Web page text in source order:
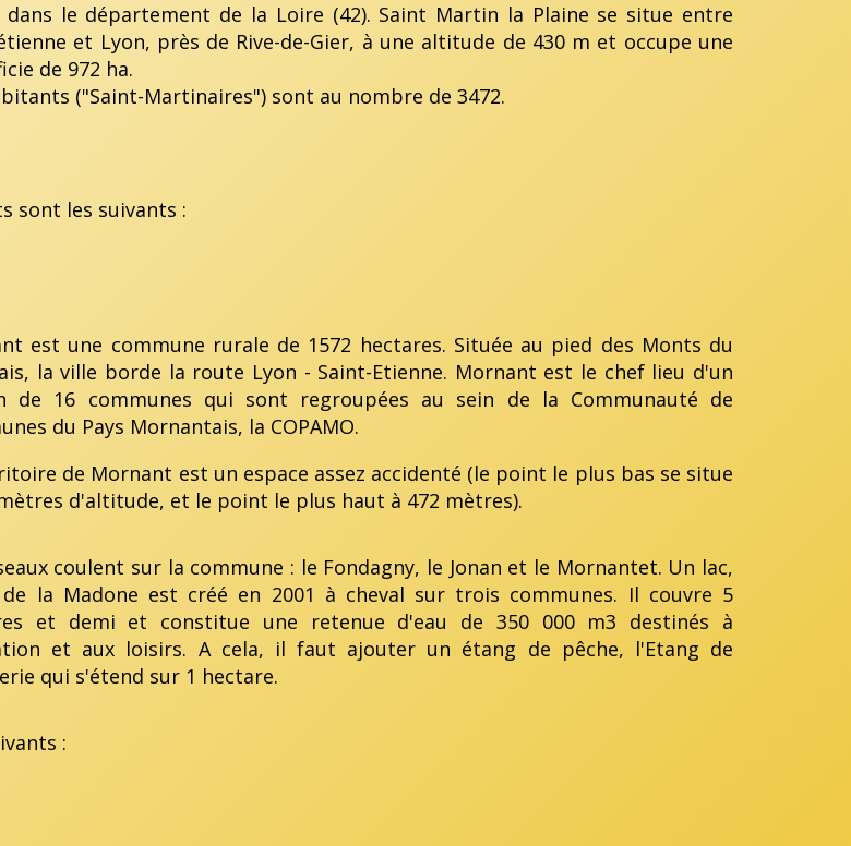
dans le département de la Loire (42). Saint Martin la Plaine se situe entre
et Lyon, près de Rive-de-Gier, à une altitude de 430 m et occupe une
de 972 ha.
("Saint-Martinaires") sont au nombre de 3472.
sont les suivants :
est une commune rurale de 1572 hectares. Située au pied des Monts du
la ville borde la route Lyon - Saint-Etienne. Mornant est le chef lieu d'un
de 16 communes qui sont regroupées au sein de la Communauté de
du Pays Mornantais, la COPAMO.
de Mornant est un espace assez accidenté (le point le plus bas se situe
d'altitude, et le point le plus haut à 472 mètres).
coulent sur la commune : le Fondagny, le Jonan et le Mornantet. Un lac,
la Madone est créé en 2001 à cheval sur trois communes. Il couvre 5
et demi et constitue une retenue d'eau de 350 000 m3 destinés à
et aux loisirs. A cela, il faut ajouter un étang de pêche, l'Etang de
qui s'étend sur 1 hectare.
: